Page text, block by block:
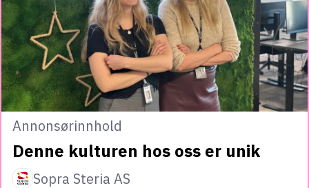
Annonsørinnhold
Denne kulturen hos oss er unik
Sopra Steria AS